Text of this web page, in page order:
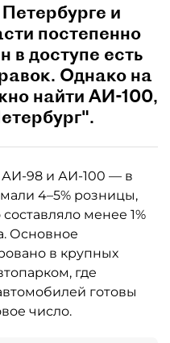
и
постепенно
в доступе есть
Однако на
найти АИ-100,
98 и АИ-100 — в
4–5% розницы,
менее 1%
Основное
в крупных
где
готовы
число.